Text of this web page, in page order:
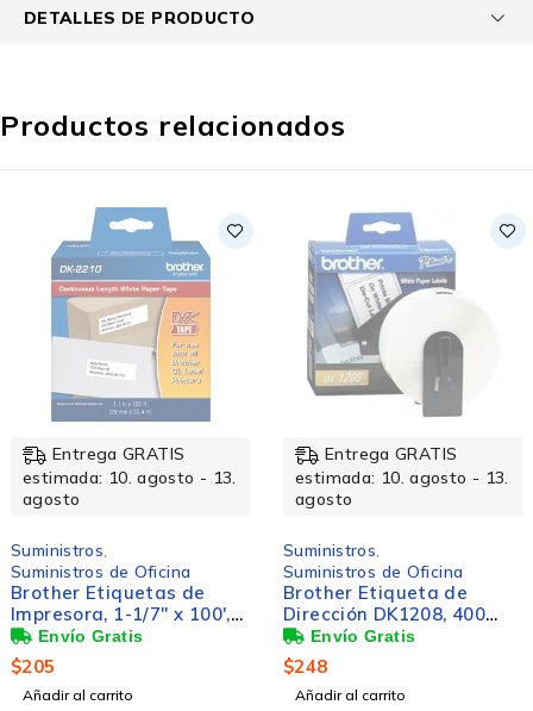
DETALLES DE PRODUCTO
Productos relacionados
Entrega GRATIS
estimada: 10. agosto - 13.
agosto
Suministros
Suministros de Oficina
Brother Etiqueta de
Dirección DK1208, 400
Etiquetas de 1.5'' x 3.5'',
Blanco
$248
Añadir al carrito
Entrega GRATIS
estimada: 10. agosto - 13.
agosto
Suministros
Suministros de Impresión
Cartucho Brother LC-
509BK Negro, 2400
Páginas
$199
Añadir al carrito